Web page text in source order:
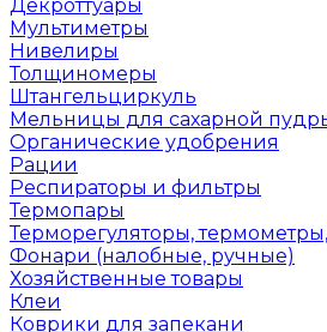
Декроттуары
Мультиметры
Нивелиры
Толщиномеры
Штангельциркуль
Мельницы для сахарной
Органические удобрения
Рации
Респираторы и фильтры
Термопары
Терморегуляторы,
Фонари (налобные, ручные)
Хозяйственные товары
Клеи
Коврики для запекани